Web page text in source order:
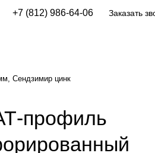
+7 (812) 986-64-06 Заказать
Сендзимир цинк
профиль